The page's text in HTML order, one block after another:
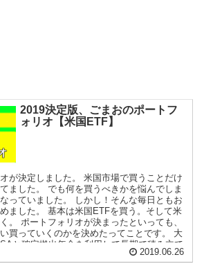
2019決定版、ごまおのポートフ
ォリオ【米国ETF】
が決定しました。 米国市場で買うことだけ
ました。 でも何を買うべきかを悩んでしま
っていました。 しかし！そんな毎日ともお
ました。 基本は米国ETFを買う。そして米
。 ポートフォリオが決まったといっても、
買っていくのかを決めたってことです。 大
と確定拠出年金を利用して長期で積み立て
米国ETFとその投資信託です。 個別株は
2019.06.26